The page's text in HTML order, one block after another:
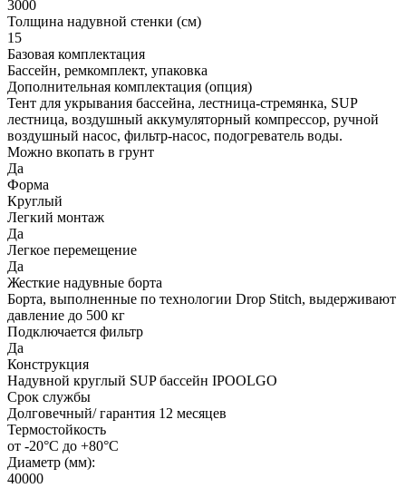
3000
Толщина надувной стенки (см)
15
Базовая комплектация
Бассейн, ремкомплект, упаковка
Дополнительная комплектация (опция)
Тент для укрывания бассейна, лестница-стремянка, SUP
лестница, воздушный аккумуляторный компрессор, ручной
воздушный насос, фильтр-насос, подогреватель воды.
Можно вкопать в грунт
Да
Форма
Круглый
Легкий монтаж
Да
Легкое перемещение
Да
Жесткие надувные борта
Борта, выполненные по технологии Drop Stitch, выдерживают
давление до 500 кг
Подключается фильтр
Да
Конструкция
Надувной круглый SUP бассейн IPOOLGO
Срок службы
Долговечный/ гарантия 12 месяцев
Термостойкость
от -20°C до +80°C
Диаметр (мм):
40000